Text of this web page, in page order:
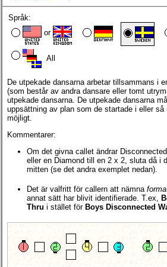
Språk:
or
All
De utpekade dansarna arbetar tillsammans i
(som består av andra dansare eller tomt
utpekade dansarna. De utpekade dansarna
uppsättning av plan som de startade i eller så
möjligt.
Kommentarer:
Om det givna callet ändrar
eller en Diamond till en 2 x 2, sluta då i
mitten (se det andra exemplet nedan).
Det är valfritt för callern att nämna
annat sätt har blivit identifierade. T.ex,
Thru i stället för Boys Disconnected